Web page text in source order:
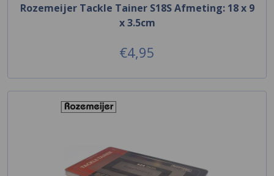
Rozemeijer Tackle Tainer S18S Afmeting: 18 x 9
x 3.5cm
€4,95